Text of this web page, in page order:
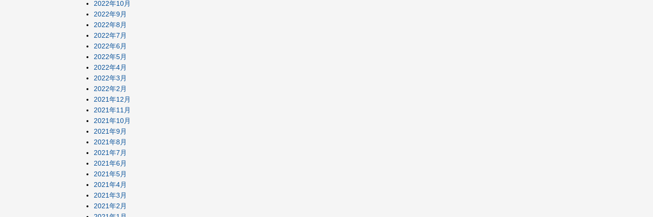
2022年10月
2022年9月
2022年8月
2022年7月
2022年6月
2022年5月
2022年4月
2022年3月
2022年2月
2021年12月
2021年11月
2021年10月
2021年9月
2021年8月
2021年7月
2021年6月
2021年5月
2021年4月
2021年3月
2021年2月